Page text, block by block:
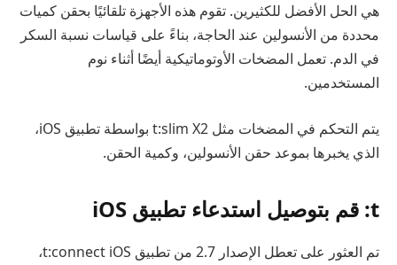
هي الحل الأفضل للكثيرين. تقوم هذه الأجهزة تلقائيًا بحقن كميات
محددة من الأنسولين عند الحاجة، بناءً على قياسات نسبة السكر
في الدم. تعمل المضخات الأوتوماتيكية أيضًا أثناء نوم
المستخدمين.
يتم التحكم في المضخات مثل t:slim X2 بواسطة تطبيق iOS،
الذي يخبرها بموعد حقن الأنسولين، وكمية الحقن.
t: قم بتوصيل استدعاء تطبيق iOS
تم العثور على تعطل الإصدار 2.7 من تطبيق t:connect iOS،